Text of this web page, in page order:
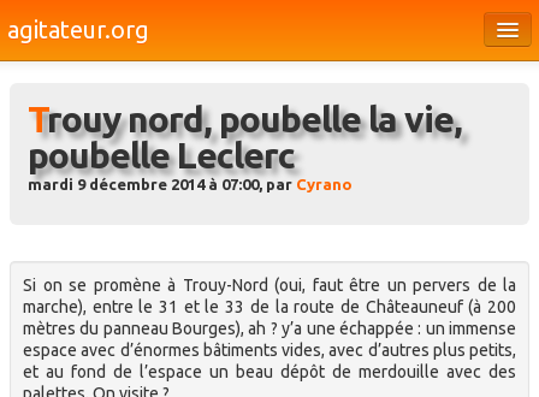
agitateur.org
Bourges & le Cher
Société
Médias
Dossiers
Brèves
Trouy nord, poubelle la vie,
poubelle Leclerc
mardi 9 décembre 2014 à 07:00, par Cyrano
Si on se promène à Trouy-Nord (oui, faut être un pervers de la
marche), entre le 31 et le 33 de la route de Châteauneuf (à 200
mètres du panneau Bourges), ah ? y’a une échappée : un immense
espace avec d’énormes bâtiments vides, avec d’autres plus petits,
et au fond de l’espace un beau dépôt de merdouille avec des